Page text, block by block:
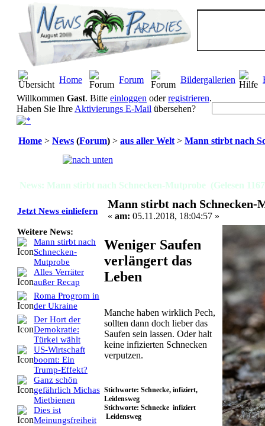
Home Forum Bildergallerien
Willkommen Gast. Bitte einloggen oderregistrieren.
Haben Sie Ihre Aktivierungs E-Mail übersehen?
Home > News (Forum) > aus aller Welt > Mann stirbt nach
News: Mann stirbt nach Schnecken-Mutprobe (Gelesen
Jetzt News einliefern
Weitere News:
Mann stirbt nach
Schnecken-
Mutprobe
Alles Verräter
außer Recap
Roma Progrom in
der Ukraine
Der Hort der
Demokratie:
Türkei wählt
US-Wirtschaft
boomt: Ein
Trump-Effekt?
Ganz schön
gefährlich Michas
Mietbienen
Dies ist
Meinungsfreiheit
Mann stirbt nach Schnecken-
« am: 05.11.2018, 18:04:57 »
Weniger Saufen
verlängert das
Leben
Manche haben wirklich Pech,
sollten dann doch lieber das
Saufen sein lassen. Oder halt
keine infizierten Schnecken
verputzen.
Stichworte: Schnecke, infiziert,
Leidensweg
Stichworte: Schnecke infiziert
Leidensweg